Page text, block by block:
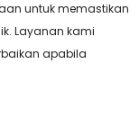
untuk memastikan
Layanan kami
apabila